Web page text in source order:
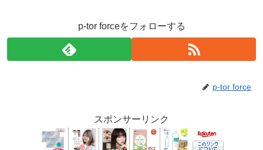
p-tor forceをフォローする
p-tor force
スポンサーリンク